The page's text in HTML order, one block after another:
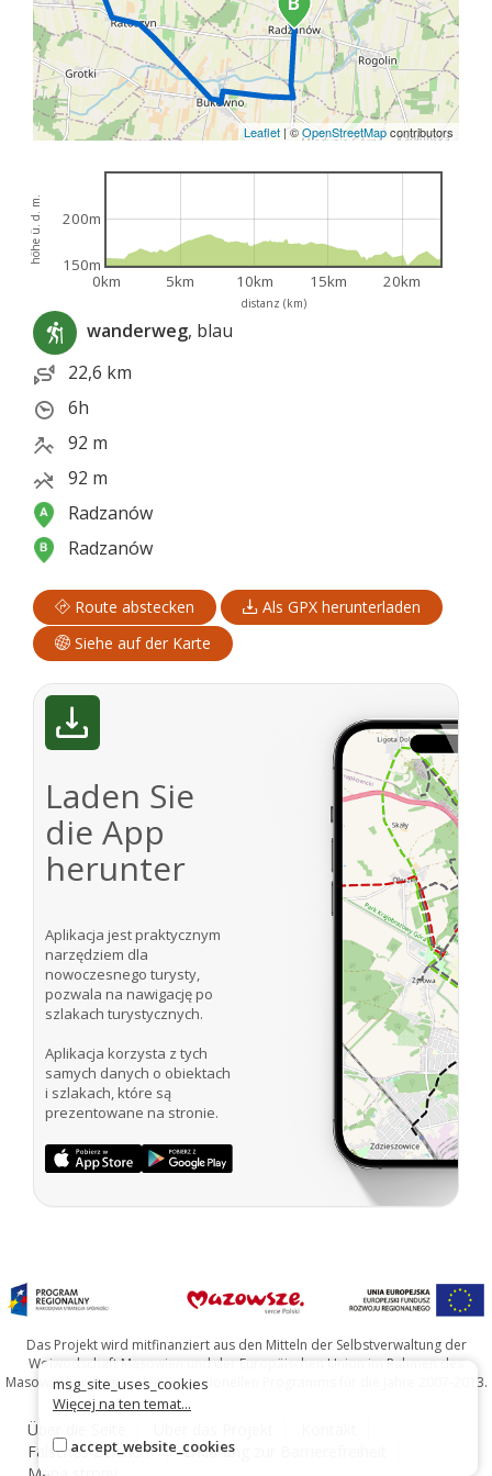
Leaflet | ©OpenStreetMapcontributors
distanz (km)
höhe ü. d. m.
0km 5km 10km 15km 20km
150m
200m
wanderweg, blau
22,6 km
6h
92 m
92 m
Radzanów
Radzanów
Route abstecken
Als GPX herunterladen
Siehe auf der Karte
Laden Sie
die App
herunter
Aplikacja jest praktycznym
narzędziem dla
nowoczesnego turysty,
pozwala na nawigację po
szlakach turystycznych.
Aplikacja korzysta z tych
samych danych o obiektach
i szlakach, które są
prezentowane na stronie.
Das Projekt wird mitfinanziert aus den Mitteln der Selbstverwaltung der
Woiwodschaft Masowien und der Europäischen Union im Rahmen des
Masowischen Regionalen Operationellen Programms für die Jahre 2007-2013.
Über die Seite
Falsches Zeichen?
Erklärung zur Barrierefreiheit
msg_site_uses_cookies
Więcej na ten temat...
accept_website_cookies